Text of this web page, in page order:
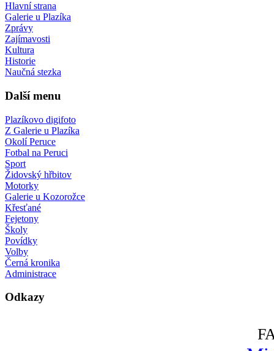
Hlavní strana
Galerie u Plazíka
Zprávy
Zajímavosti
Kultura
Historie
Naučná stezka
Další menu
Plazíkovo digifoto
Z Galerie u Plazíka
Okolí Peruce
Fotbal na Peruci
Sport
Židovský hřbitov
Motorky
Galerie u Kozorožce
Křesťané
Fejetony
Školy
Povídky
Volby
Černá kronika
Administrace
Odkazy